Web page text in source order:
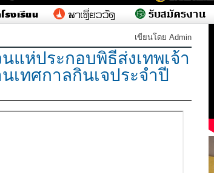
เขียนโดย Admin
แห่ประกอบพิธีส่งเทพเจ้า
เทศกาลกินเจประจำปี